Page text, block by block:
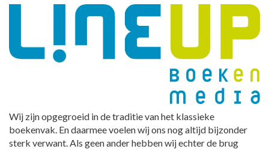
Wij zijn opgegroeid in de traditie van het klassieke
boekenvak. En daarmee voelen wij ons nog altijd bijzonder
sterk verwant. Als geen ander hebben wij echter de brug